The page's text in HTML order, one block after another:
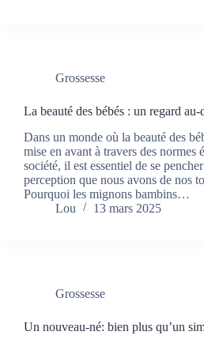
Grossesse
La beauté des bébés : un regard au-
Dans un monde où la beauté des
mise en avant à travers des normes
société, il est essentiel de se
perception que nous avons de nos
Pourquoi les mignons bambins…
Lou
13 mars 2025
Grossesse
Un nouveau-né: bien plus qu’un